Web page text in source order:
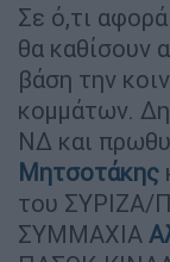
Σε ό,τι
θα καθίσουν
βάση την
κομμάτων.
ΝΔ και
Μητσοτάκης
του ΣΥΡΙΖΑ/
ΣΥΜΜΑΧΙΑ